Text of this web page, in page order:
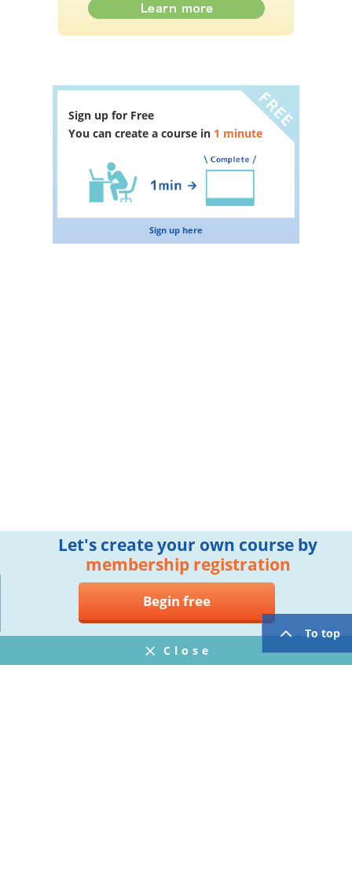
Sign up for Free
You can create a course in 1 minute
Sign up here
To top
Let's create your own course by
membership registration
Begin free
Close